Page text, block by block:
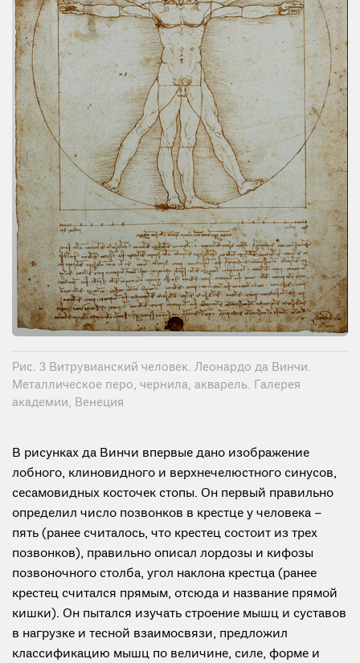
Рис. 3 Витрувианский человек. Леонардо да Винчи.
Металлическое перо, чернила, акварель. Галерея
академии, Венеция
В рисунках да Винчи впервые дано изображение
лобного, клиновидного и верхнечелюстного синусов,
сесамовидных косточек стопы. Он первый правильно
определил число позвонков в крестце у человека –
пять (ранее считалось, что крестец состоит из трех
позвонков), правильно описал лордозы и кифозы
позвоночного столба, угол наклона крестца (ранее
крестец считался прямым, отсюда и название прямой
кишки). Он пытался изучать строение мышц и суставов
в нагрузке и тесной взаимосвязи, предложил
классификацию мышц по величине, силе, форме и